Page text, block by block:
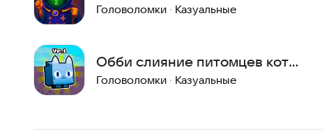
математики
Головоломки · Казуальные
Обби слияние питомцев коты
мод
Головоломки · Казуальные